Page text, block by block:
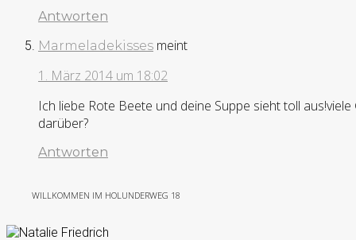
Antworten
Marmeladekisses meint
1. März 2014 um 18:02
Ich liebe Rote Beete und deine Suppe sieht toll
darüber?
Antworten
WILLKOMMEN IM HOLUNDERWEG 18